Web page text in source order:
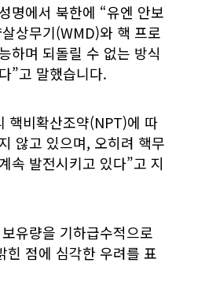
명에서 북한에 “유엔 안보
상무기(WMD)와 핵 프로
하며 되돌릴 수 없는 방식
”고 말했습니다.
핵비확산조약(NPT)에 따
않고 있으며, 오히려 핵무
속 발전시키고 있다”고 지
유량을 기하급수적으로
힌 점에 심각한 우려를 표